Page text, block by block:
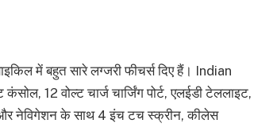
में बहुत सारे लग्जरी फीचर्स दिए हैं। Indian
12 वोल्ट चार्ज चार्जिंग पोर्ट, एलईडी टेललाइट,
और नेविगेशन के साथ 4 इंच टच स्क्रीन, कीलेस